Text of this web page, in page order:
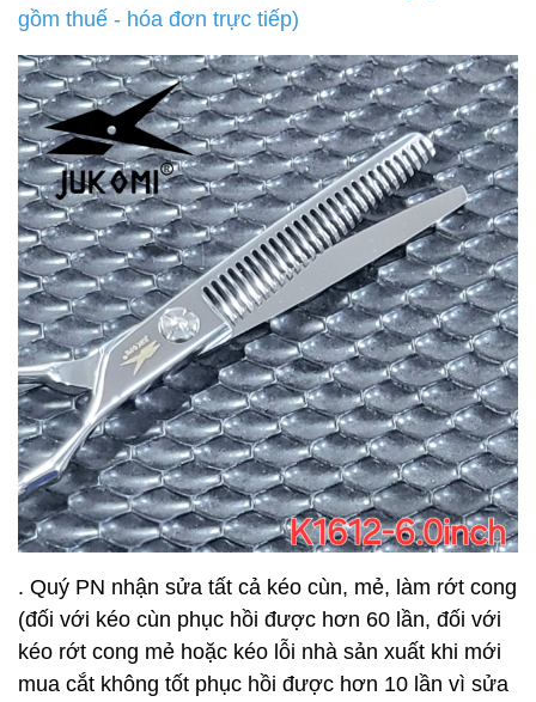
gồm thuế - hóa đơn trực tiếp)
. Quý PN nhận sửa tất cả kéo cùn, mẻ, làm rớt cong
(đối với kéo cùn phục hồi được hơn 60 lần, đối với
kéo rớt cong mẻ hoặc kéo lỗi nhà sản xuất khi mới
mua cắt không tốt phục hồi được hơn 10 lần vì sửa